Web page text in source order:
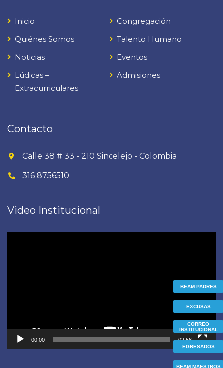
Inicio
Congregación
Quiénes Somos
Talento Humano
Noticias
Eventos
Lúdicas –
Extracurriculares
Admisiones
Contacto
Calle 38 # 33 - 210 Sincelejo - Colombia
316 8756510
Video Institucional
00:00 02:56
BEAM MAESTROS
EGRESADOS
CORREO
INSTITUCIONAL
BEAM PADRES
EXCUSAS